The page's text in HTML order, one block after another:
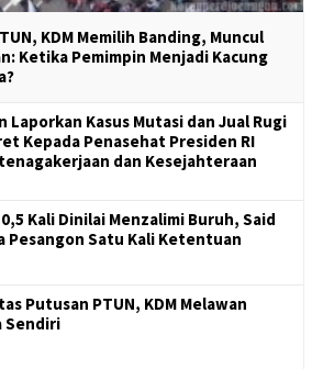
KDM Memilih Banding, Muncul
Ketika Pemimpin Menjadi Kacung
Laporkan Kasus Mutasi dan Jual Rugi
Kepada Penasehat Presiden RI
dan Kesejahteraan
Kali Dinilai Menzalimi Buruh, Said
Pesangon Satu Kali Ketentuan
Putusan PTUN, KDM Melawan
Sendiri